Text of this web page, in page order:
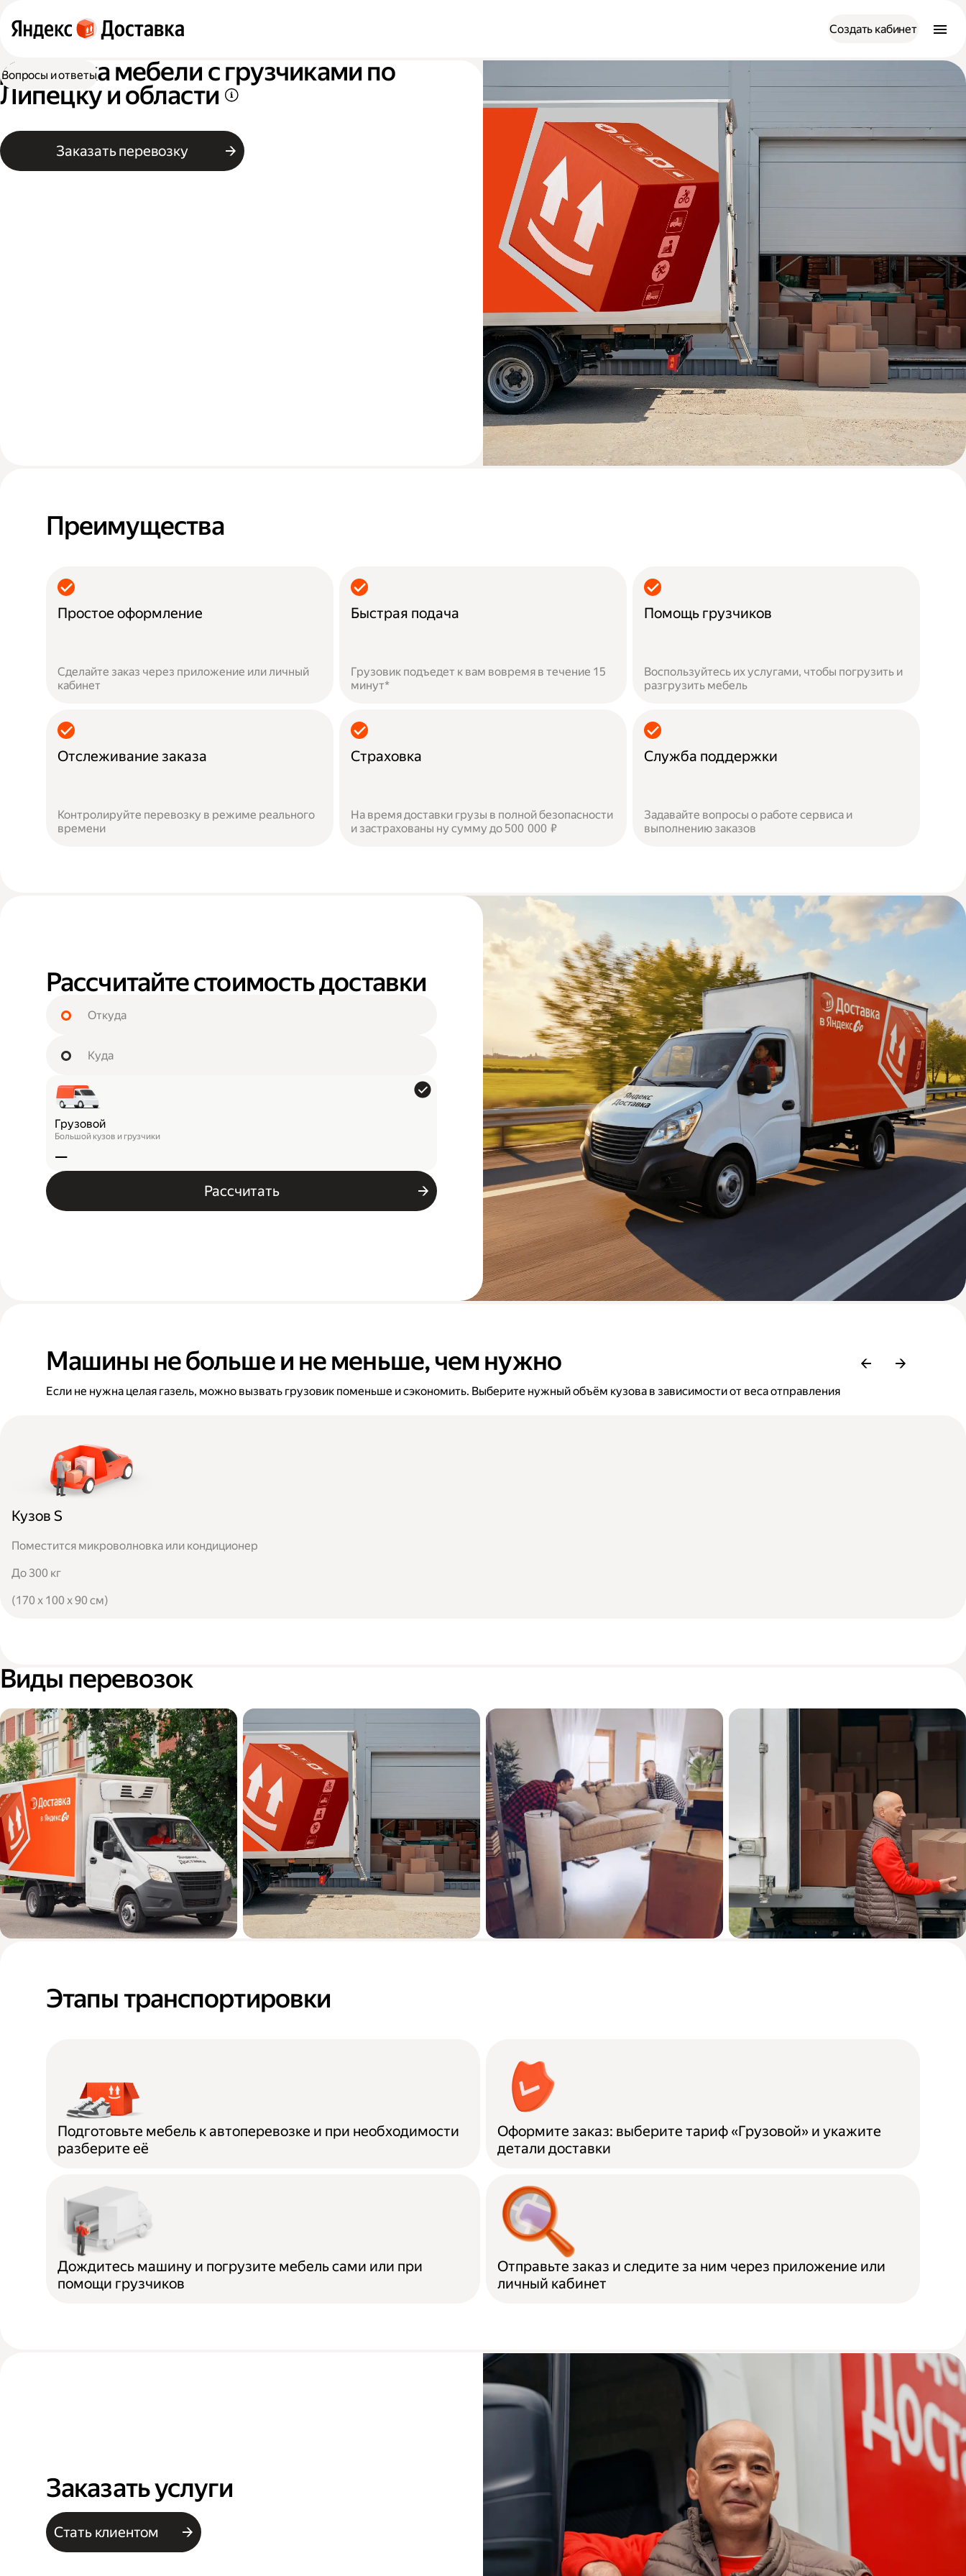
Создать кабинет
Доставка мебели с грузчиками по
Липецку и области
Заказать перевозку
Вопросы и ответы
Преимущества
Простое оформление
Сделайте заказ через приложение или личный
кабинет
Быстрая подача
Грузовик подъедет к вам вовремя в течение 15
минут*
Помощь грузчиков
Воспользуйтесь их услугами, чтобы погрузить и
разгрузить мебель
Отслеживание заказа
Контролируйте перевозку в режиме реального
времени
Страховка
На время доставки грузы в полной безопасности
и застрахованы ну сумму до 500 000 ₽
Служба поддержки
Задавайте вопросы о работе сервиса и
выполнению заказов
Рассчитайте стоимость доставки
Грузовой
Большой кузов и грузчики
—
Рассчитать
Машины не больше и не меньше, чем нужно
Если не нужна целая газель, можно вызвать грузовик поменьше и сэкономить. Выберите нужный объём кузова в зависимости от веса отправления
Кузов S
Поместится микроволновка или кондиционер
До 300 кг
(170 x 100 x 90 см)
Виды перевозок
дома
Этапы транспортировки
Подготовьте мебель к автоперевозке и при необходимости
разберите её
Оформите заказ: выберите тариф «Грузовой» и укажите
детали доставки
Дождитесь машину и погрузите мебель сами или при
помощи грузчиков
Отправьте заказ и следите за ним через приложение или
личный кабинет
Заказать услуги
Стать клиентом